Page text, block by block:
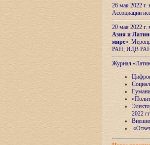
26 мая 2022
Ассоциации
20 мая 2022
Азия и
мире».
РАН, ИДВ
Журнал
2022